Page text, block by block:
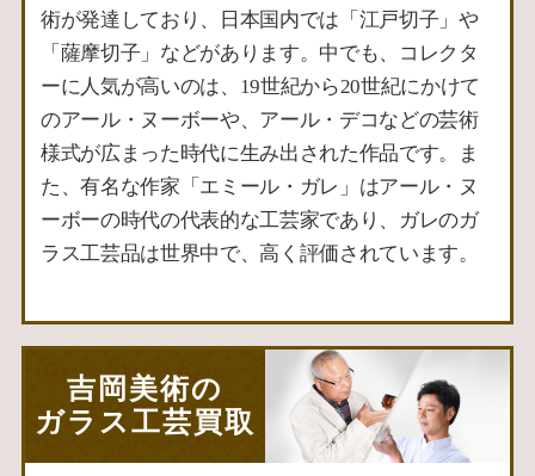
術が発達しており、日本国内では「江戸切子」や
「薩摩切子」などがあります。中でも、コレクタ
ーに人気が高いのは、19世紀から20世紀にかけて
のアール・ヌーボーや、アール・デコなどの芸術
様式が広まった時代に生み出された作品です。ま
た、有名な作家「エミール・ガレ」はアール・ヌ
ーボーの時代の代表的な工芸家であり、ガレのガ
ラス工芸品は世界中で、高く評価されています。
吉岡美術の
ガラス工芸買取